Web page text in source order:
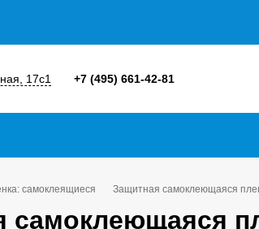
17с1 +7 (495) 661-42-81
самоклеящиеся Защитная самоклеющаяся
самоклеющаяся